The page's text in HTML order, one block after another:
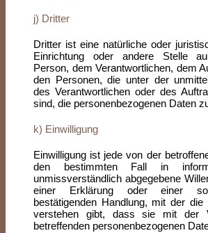
j) Dritter
Dritter ist eine natürliche oder
Einrichtung oder andere Stelle
Person, dem Verantwortlichen, dem
den Personen, die unter der
des Verantwortlichen oder des
sind, die personenbezogenen Daten
k) Einwilligung
Einwilligung ist jede von der
den bestimmten Fall in
unmissverständlich abgegebene
einer Erklärung oder einer
bestätigenden Handlung, mit der
verstehen gibt, dass sie mit der
betreffenden personenbezogenen